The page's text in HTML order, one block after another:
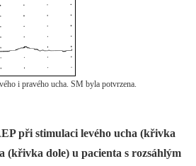
i pravého ucha. SM byla potvrzena.
při stimulaci levého ucha (křivka
(křivka dole) u pacienta s rozsáhlým